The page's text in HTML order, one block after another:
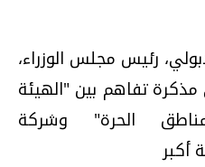
رئيس مجلس الوزراء،
مذكرة تفاهم بين "الهيئة
الحرة" وشركة
أكبر